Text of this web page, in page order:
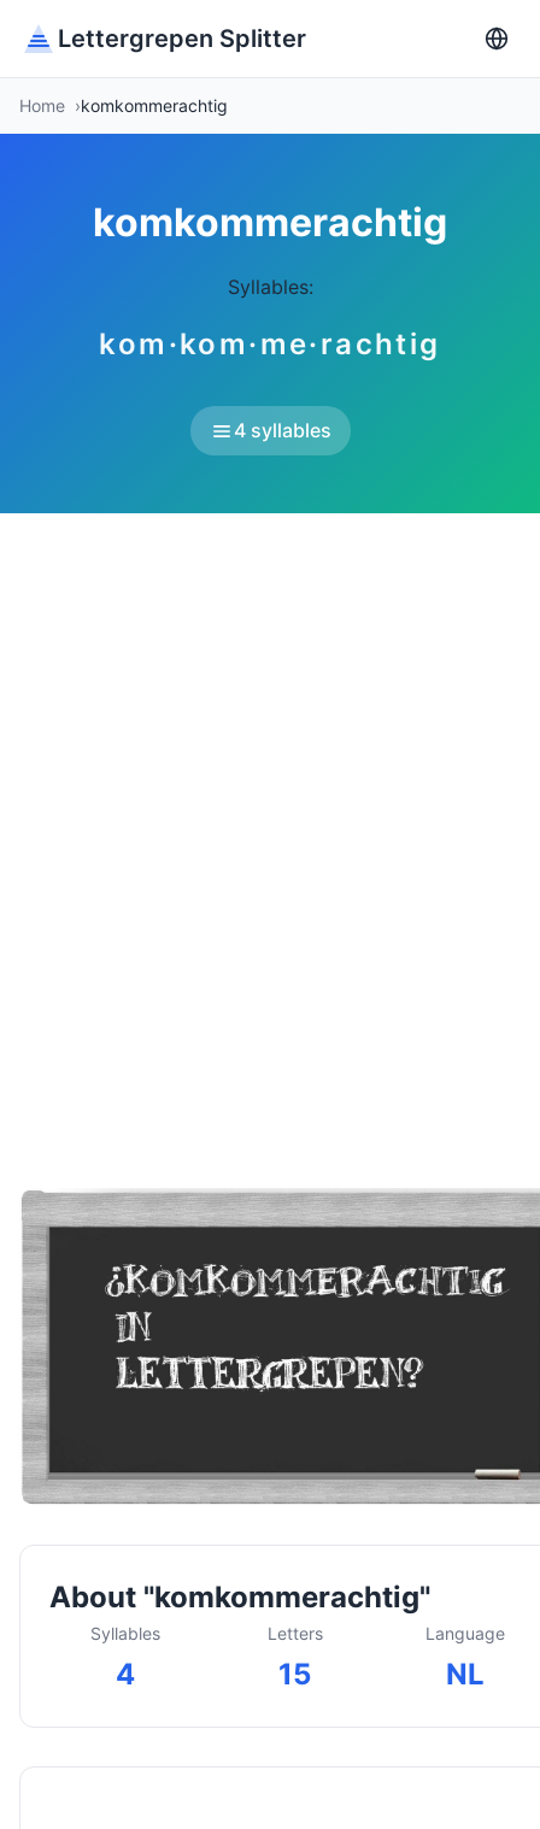
Lettergrepen Splitter
Home komkommerachtig
komkommerachtig
Syllables:
kom·kom·me·rachtig
4 syllables
About "komkommerachtig"
Syllables
4
Letters
15
Language
NL